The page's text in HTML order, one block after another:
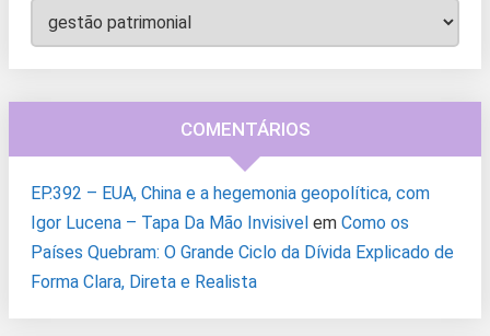
Categorias
COMENTÁRIOS
EP.392 – EUA, China e a hegemonia geopolítica, com
Igor Lucena – Tapa Da Mão Invisivel em Como os
Países Quebram: O Grande Ciclo da Dívida Explicado de
Forma Clara, Direta e Realista